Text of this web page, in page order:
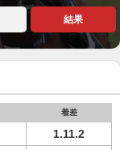
結果
着差
1.11.2